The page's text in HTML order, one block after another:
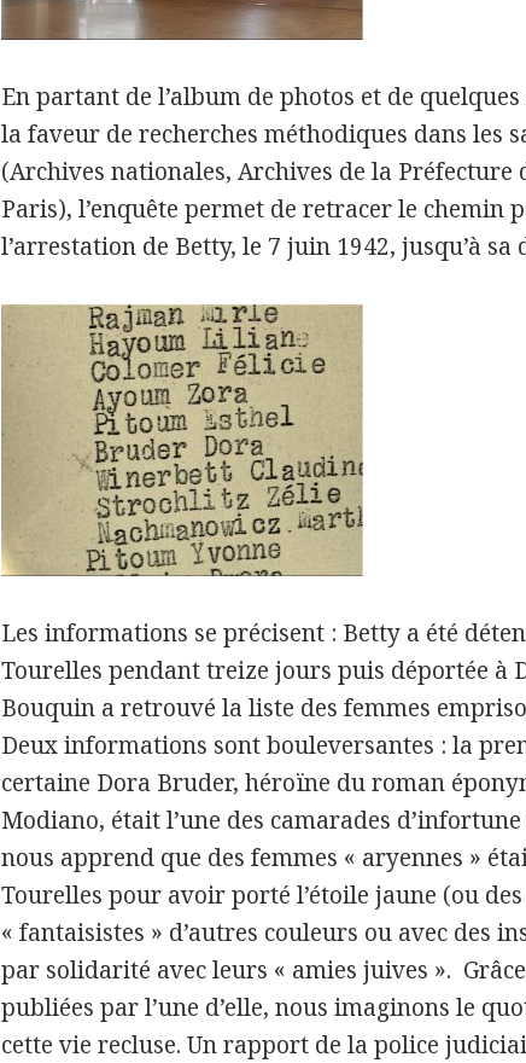
En partant de l’album de photos et de
la faveur de recherches méthodiques dans les
(Archives nationales, Archives de la Préfecture
Paris), l’enquête permet de retracer le chemin
l’arrestation de Betty, le 7 juin 1942, jusqu’à
Les informations se précisent : Betty a été
Tourelles pendant treize jours puis déportée à
Bouquin a retrouvé la liste des femmes
Deux informations sont bouleversantes : la
certaine Dora Bruder, héroïne du roman
Modiano, était l’une des camarades d’infortune
nous apprend que des femmes « aryennes »
Tourelles pour avoir porté l’étoile jaune (ou
« fantaisistes » d’autres couleurs ou avec des
par solidarité avec leurs « amies juives ».
publiées par l’une d’elle, nous imaginons le
cette vie recluse. Un rapport de la police